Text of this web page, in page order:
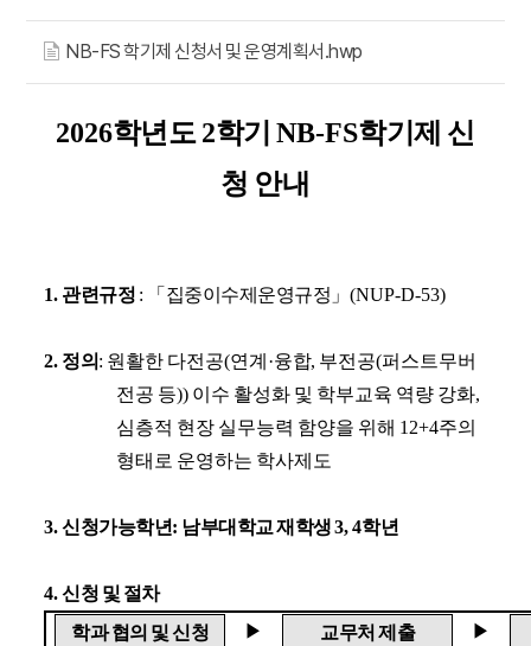
NB-FS 학기제 신청서 및 운영계획서.hwp
2026학년도2학기NB-FS학기제 신
청 안내
1. 관련규정 : 「 집중이수제운영규정 」(NUP-D-53)
2. 정의 : 원활한 다전공(연계 ·융합, 부전공(퍼스트무버
전공 등)) 이수 활성화 및 학부교육 역량 강화,
심층적 현장 실무능력 함양을 위해 12+4주의
형태로 운영하는 학사제도
3.신청가능학년: 남부대학교 재학생3, 4학년
4.신청 및 절차
학과 협의 및 신청
▶ 교무처 제출 ▶